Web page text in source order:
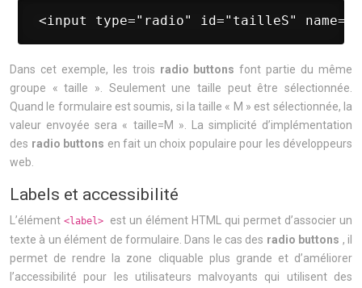
<input type="radio" id="tailleS"
Dans cet exemple, les trois radio buttonsfont partie du même
groupe « taille ». Seulement une taille peut être sélectionnée.
Quand le formulaire est soumis, si la taille « M » est sélectionnée, la
valeur envoyée sera « taille=M ». La simplicité d’implémentation
des radio buttons en fait un choix populaire pour les développeurs
web.
Labels et accessibilité
L’élément <label> est un élément HTML qui permet d’associer un
texte à un élément de formulaire. Dans le cas des radio buttons , il
permet de rendre la zone cliquable plus grande et d’améliorer
l’accessibilité pour les utilisateurs malvoyants qui utilisent des